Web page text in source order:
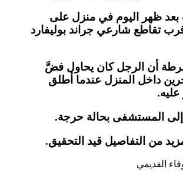
بعد ظهر اليوم في منزل على
تقاطع شارعي جراند بوليفارد
أن الرجل كان يحاول فضَّ
داخل المنزل عندما أطلق
عليه.
المستشفى بحالة حرجة.
من التفاصيل قيد التحقيق.
القديمي